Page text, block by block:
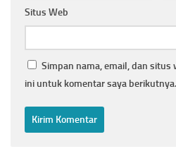
Situs Web
Simpan nama, email, dan situs
ini untuk komentar saya berikutnya.